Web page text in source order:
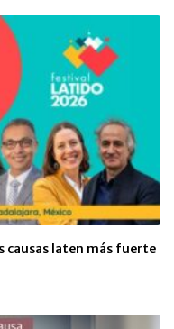
causas laten más fuerte